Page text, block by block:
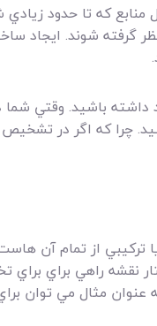
منابع که تا حدود
گرفته شوند.
باشيد. وقتي شما
چرا که اگر در
از تمام آن هاست.
نقشه راهي براي براي
مثال مي توان